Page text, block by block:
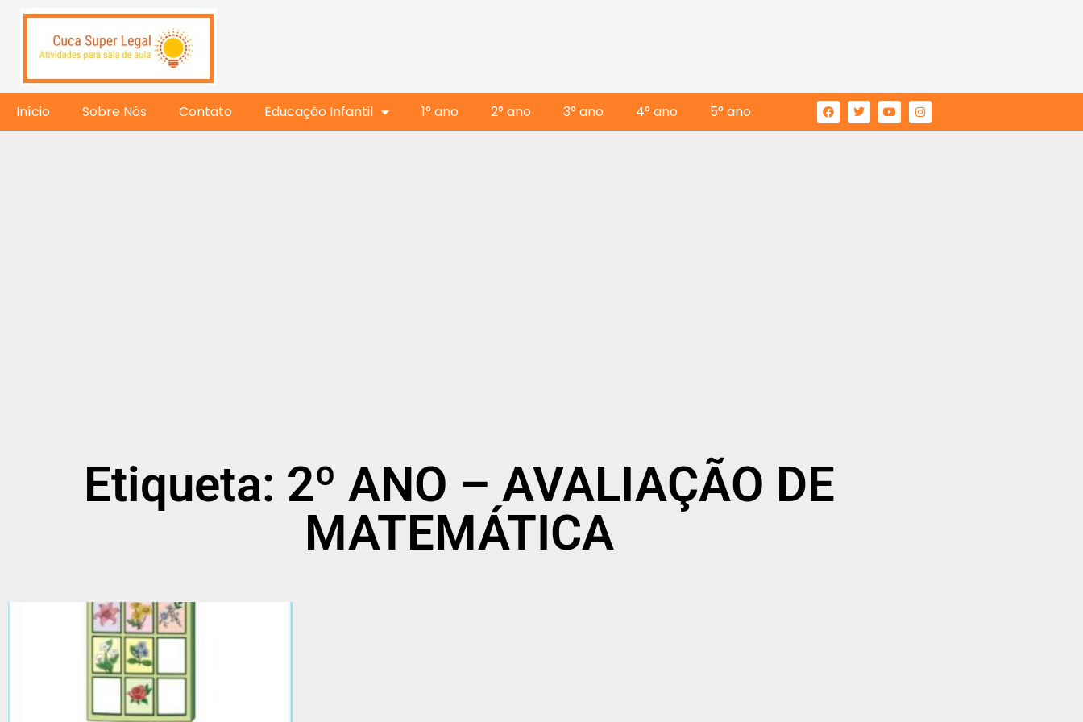
Início Sobre Nós Contato Educação Infantil 1° ano 2° ano 3° ano 4° ano 5° ano
Etiqueta: 2º ANO – AVALIAÇÃO DE
MATEMÁTICA